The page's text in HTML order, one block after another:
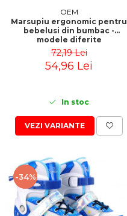
OEM
Marsupiu ergonomic pentru
bebelusi din bumbac -
modele diferite
72,19 Lei
54,96 Lei
In stoc
VEZI VARIANTE
-34%